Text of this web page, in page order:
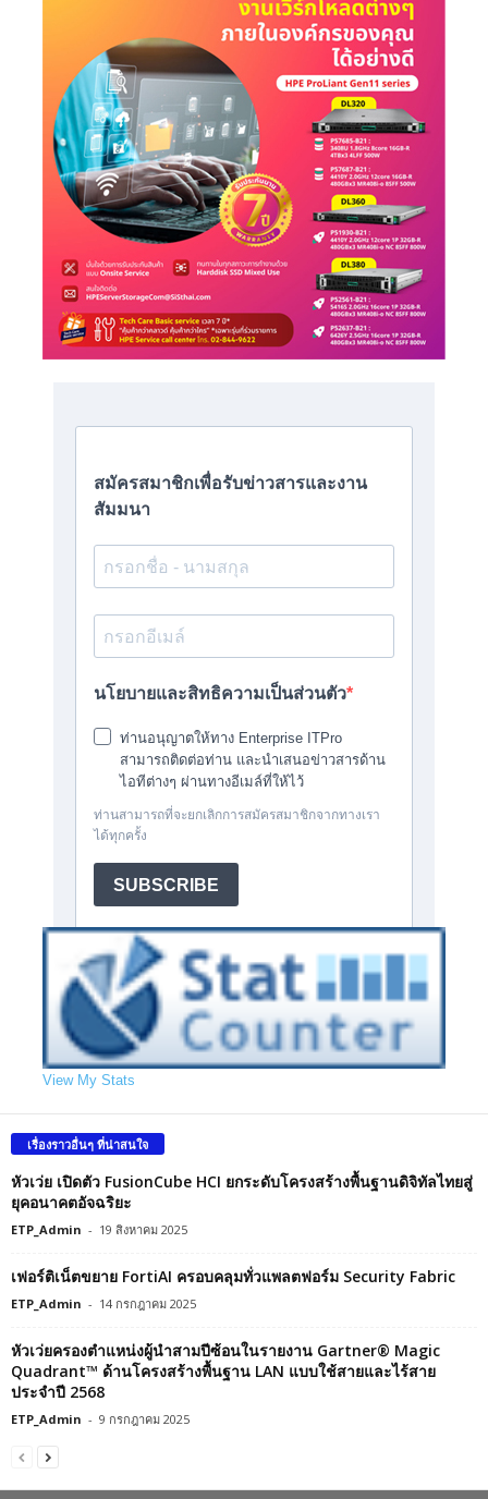
View My Stats
เรื่องราวอื่นๆ ที่น่าสนใจ
หัวเว่ย เปิดตัว FusionCube HCI ยกระดับโครงสร้างพื้นฐานดิจิทัลไทยสู่
ยุคอนาคตอัจฉริยะ
ETP_Admin - 19 สิงหาคม 2025
เฟอร์ติเน็ตขยาย FortiAI ครอบคลุมทั่วแพลตฟอร์ม Security Fabric
ETP_Admin - 14 กรกฎาคม 2025
หัวเว่ยครองตำแหน่งผู้นำสามปีซ้อนในรายงาน Gartner® Magic
Quadrant™ ด้านโครงสร้างพื้นฐาน LAN แบบใช้สายและไร้สาย
ประจำปี 2568
ETP_Admin - 9 กรกฎาคม 2025